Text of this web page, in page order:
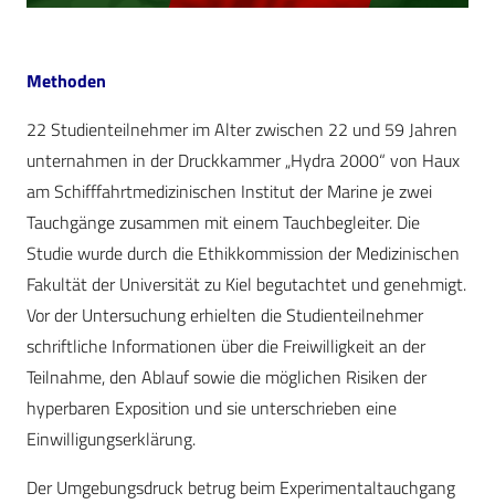
Methoden
22 Studienteilnehmer im Alter zwischen 22 und 59 Jahren
unternahmen in der Druckkammer „Hydra 2000“ von Haux
am Schifffahrtmedizinischen Institut der Marine je zwei
Tauchgänge zusammen mit einem Tauchbegleiter. Die
Studie wurde durch die Ethikkommission der Medizinischen
Fakultät der Universität zu Kiel begutachtet und genehmigt.
Vor der Untersuchung erhielten die Studienteilnehmer
schriftliche Informationen über die Freiwilligkeit an der
Teilnahme, den Ablauf sowie die möglichen Risiken der
hyperbaren Exposition und sie unterschrieben eine
Einwilligungserklärung.
Der Umgebungsdruck betrug beim Experimentaltauchgang